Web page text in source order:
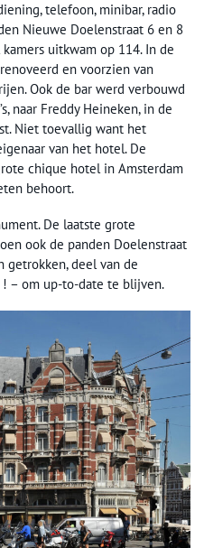
telefoon, minibar, radio
Nieuwe Doelenstraat 6 en 8
uitkwam op 114. In de
en voorzien van
Ook de bar werd verbouwd
naar Freddy Heineken, in de
Niet toevallig want het
van het hotel. De
chique hotel in Amsterdam
behoort.
De laatste grote
ook de panden Doelenstraat
getrokken, deel van de
– om up-to-date te blijven.